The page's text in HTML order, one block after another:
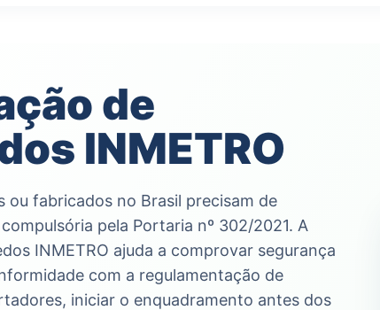
de
INMETRO
ou fabricados no Brasil precisam de
pela Portaria nº 302/2021. A
INMETRO ajuda a comprovar segurança
com a regulamentação de
iniciar o enquadramento antes dos